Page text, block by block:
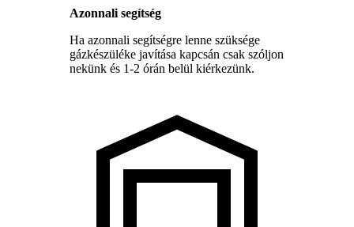
Azonnali segítség
Ha azonnali segítségre lenne szüksége
gázkészüléke javítása kapcsán csak szóljon
nekünk és 1-2 órán belül kiérkezünk.